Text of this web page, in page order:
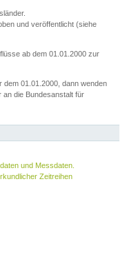
und veröffentlicht (siehe
ab dem 01.01.2000 zur
dem 01.01.2000, dann wenden
an die Bundesanstalt für
und Messdaten.
Zeitreihen